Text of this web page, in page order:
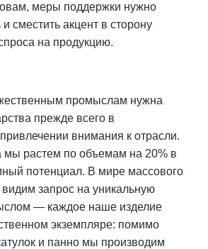
меры поддержки нужно
сместить акцент в сторону
на продукцию.
промыслам нужна
прежде всего в
внимания к отрасли.
мы растем по объемам на 20% в
потенциал. В мире массового
запрос на уникальную
— каждое наше изделие
экземпляре: помимо
и панно мы производим